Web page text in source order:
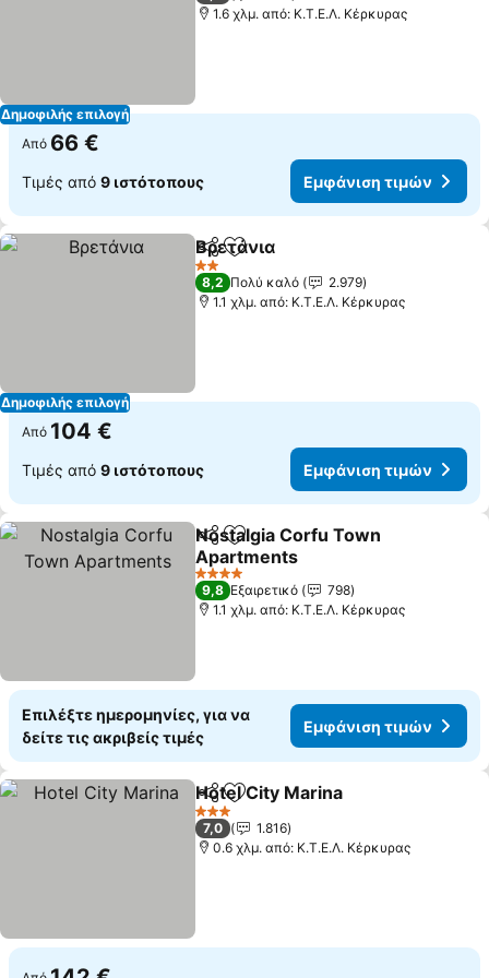
Δημοφιλής επιλογή
1.6 χλμ. από: Κ.Τ.Ε.Λ. Κέρκυρας
Από 66 €
Τιμές από 9 ιστότοπους Εμφάνιση τιμών
Δημοφιλής επιλογή
Κοινοποίηση
Προσθήκη στα αγαπημένα
Βρετάνια
2 Αστέρια
8,2 Πολύ καλό
2.979
1.1 χλμ. από: Κ.Τ.Ε.Λ. Κέρκυρας
Από 104 €
Τιμές από 9 ιστότοπους Εμφάνιση τιμών
Κοινοποίηση
Προσθήκη στα αγαπημένα
Nostalgia Corfu Town
Apartments
Εμφάνιση τιμών
4 Αστέρια
9,8 Εξαιρετικό
798
1.1 χλμ. από: Κ.Τ.Ε.Λ. Κέρκυρας
Επιλέξτε ημερομηνίες, για να
δείτε τις ακριβείς τιμές
Εμφάνιση τιμών
Κοινοποίηση
Προσθήκη στα αγαπημένα
Hotel City Marina
3 Αστέρια
7,0
1.816
0.6 χλμ. από: Κ.Τ.Ε.Λ. Κέρκυρας